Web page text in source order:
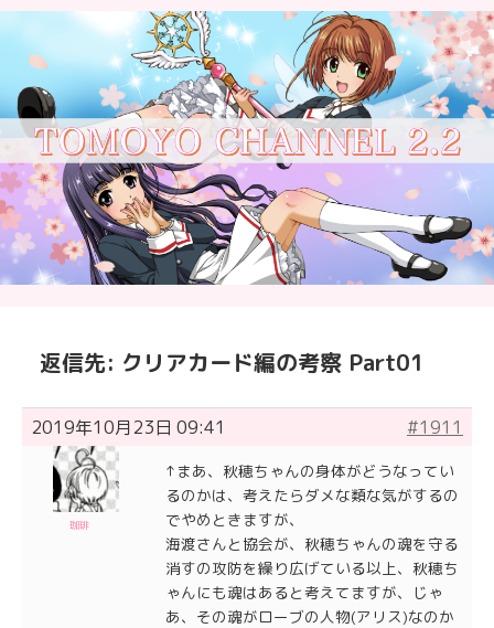
返信先: クリアカード編の考察 Part01
2019年10月23日 09:41 #1911
珈琲
↑まあ、秋穂ちゃんの身体がどうなってい
るのかは、考えたらダメな類な気がするの
でやめときますが、
海渡さんと協会が、秋穂ちゃんの魂を守る
消すの攻防を繰り広げている以上、秋穂ち
ゃんにも魂はあると考えてますが、じゃ
あ、その魂がローブの人物(アリス)なのか